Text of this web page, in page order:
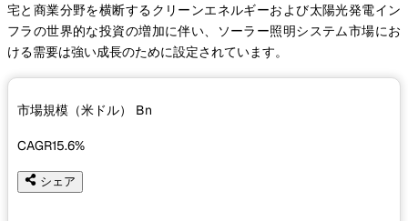
宅と商業分野を横断するクリーンエネルギーおよび太陽光発電イン
フラの世界的な投資の増加に伴い、ソーラー照明システム市場にお
ける需要は強い成長のために設定されています。
市場規模（米ドル） Bn
CAGR15.6%
シェア